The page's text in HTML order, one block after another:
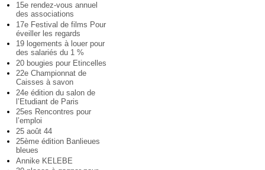
15e rendez-vous annuel
des associations
17e Festival de films Pour
éveiller les regards
19 logements à louer pour
des salariés du 1 %
20 bougies pour Etincelles
22e Championnat de
Caisses à savon
24e édition du salon de
l’Etudiant de Paris
25es Rencontres pour
l’emploi
25 août 44
25ème édition Banlieues
bleues
Annike KELEBE